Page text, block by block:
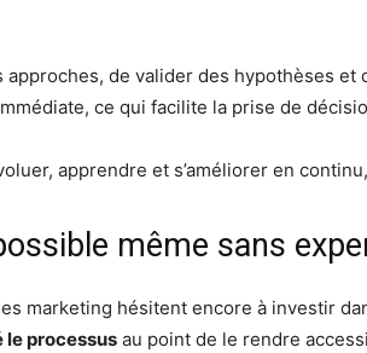
de valider des hypothèses
ce qui facilite la prise de
apprendre et s’améliorer en
même sans
marketing hésitent encore à investir
processus au point de le rendre